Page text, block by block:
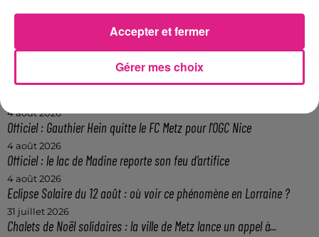
12h06
Metz : une distribution de lunette gratuite pour voir l’éclipse
5 août 2026
4 août 2026
Officiel : Gauthier Hein quitte le FC Metz pour l'OGC Nice
4 août 2026
Officiel : le lac de Madine reporte son feu d’artifice
4 août 2026
Eclipse Solaire du 12 août : où voir ce phénomène en Lorraine ?
31 juillet 2026
Chalets de Noël solidaires : la ville de Metz lance un appel à...
Gérer mes choix
Accepter et fermer